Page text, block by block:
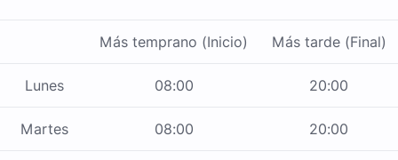
Más temprano (Inicio) Más tarde (Final)
Lunes 08:00 20:00
Martes 08:00 20:00